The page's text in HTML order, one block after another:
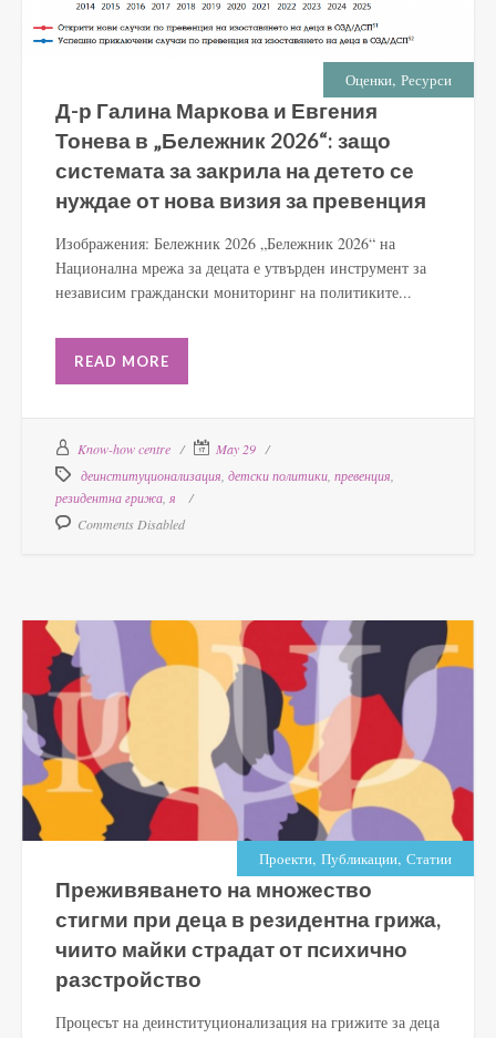
Оценки, Ресурси
Д-р Галина Маркова и Евгения
Тонева в „Бележник 2026“: защо
системата за закрила на детето се
нуждае от нова визия за превенция
Изображения: Бележник 2026 „Бележник 2026“ на
Национална мрежа за децата е утвърден инструмент за
независим граждански мониторинг на политиките...
READ MORE
Know-how centre
May 29
деинституционализация детски политики превенция
резидентна грижа я
Comments Disabled
Проекти, Публикации, Статии
Преживяването на множество
стигми при деца в резидентна грижа,
чиито майки страдат от психично
разстройство
Процесът на деинституционализация на грижите за деца